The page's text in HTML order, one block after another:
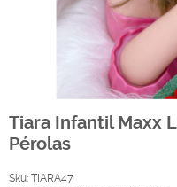
Tiara Infantil Maxx
Pérolas
Sku: TIARA47